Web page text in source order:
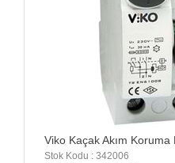
Viko Kaçak Akım
Stok Kodu : 342006